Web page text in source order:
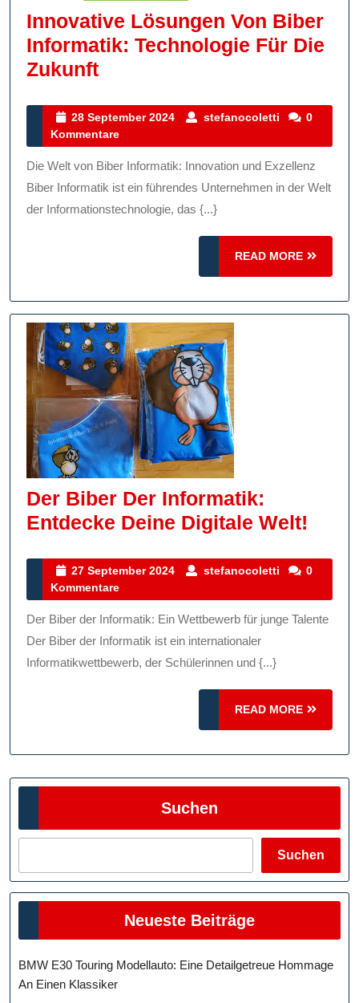
Innovative Lösungen Von Biber
Informatik: Technologie Für Die
ZukunftInnovative
Von
Biber
Informatik:
Technologie
Für
28 September 2024
28
2024
stefanocoletti stefanocoletti
0
Kommentare
Die Welt von Biber Informatik: Innovation und Exzellenz
Biber Informatik ist ein führendes Unternehmen in der Welt
der Informationstechnologie, das {...}
READ MORE
READ
MORE
Der Biber Der Informatik:
Entdecke Deine Digitale Welt!
Der
Welt!
27 September 2024
27
2024
stefanocoletti stefanocoletti
0
Kommentare
Der Biber der Informatik: Ein Wettbewerb für junge Talente
Der Biber der Informatik ist ein internationaler
Informatikwettbewerb, der Schülerinnen und {...}
READ MORE
READ
MORE
Suchen
Suchen
Neueste Beiträge
BMW E30 Touring Modellauto: Eine Detailgetreue Hommage
An Einen Klassiker